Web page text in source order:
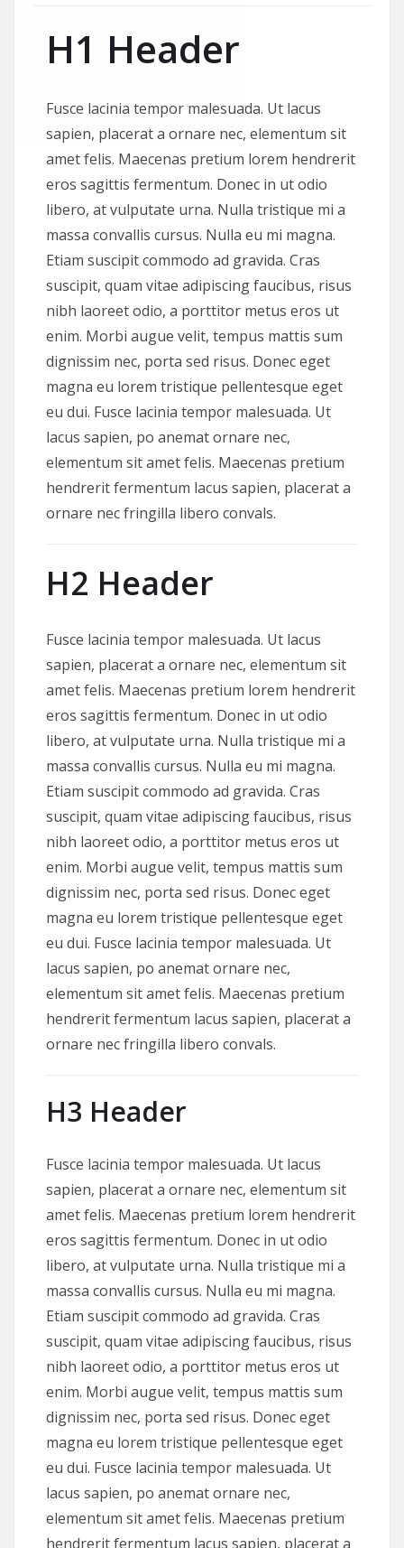
H1 Header
Fusce lacinia tempor malesuada. Ut lacus
sapien, placerat a ornare nec, elementum sit
amet felis. Maecenas pretium lorem hendrerit
eros sagittis fermentum. Donec in ut odio
libero, at vulputate urna. Nulla tristique mi a
massa convallis cursus. Nulla eu mi magna.
Etiam suscipit commodo ad gravida. Cras
suscipit, quam vitae adipiscing faucibus, risus
nibh laoreet odio, a porttitor metus eros ut
enim. Morbi augue velit, tempus mattis sum
dignissim nec, porta sed risus. Donec eget
magna eu lorem tristique pellentesque eget
eu dui. Fusce lacinia tempor malesuada. Ut
lacus sapien, po anemat ornare nec,
elementum sit amet felis. Maecenas pretium
hendrerit fermentum lacus sapien, placerat a
ornare nec fringilla libero convals.
H2 Header
Fusce lacinia tempor malesuada. Ut lacus
sapien, placerat a ornare nec, elementum sit
amet felis. Maecenas pretium lorem hendrerit
eros sagittis fermentum. Donec in ut odio
libero, at vulputate urna. Nulla tristique mi a
massa convallis cursus. Nulla eu mi magna.
Etiam suscipit commodo ad gravida. Cras
suscipit, quam vitae adipiscing faucibus, risus
nibh laoreet odio, a porttitor metus eros ut
enim. Morbi augue velit, tempus mattis sum
dignissim nec, porta sed risus. Donec eget
magna eu lorem tristique pellentesque eget
eu dui. Fusce lacinia tempor malesuada. Ut
lacus sapien, po anemat ornare nec,
elementum sit amet felis. Maecenas pretium
hendrerit fermentum lacus sapien, placerat a
ornare nec fringilla libero convals.
H3 Header
Fusce lacinia tempor malesuada. Ut lacus
sapien, placerat a ornare nec, elementum sit
amet felis. Maecenas pretium lorem hendrerit
eros sagittis fermentum. Donec in ut odio
libero, at vulputate urna. Nulla tristique mi a
massa convallis cursus. Nulla eu mi magna.
Etiam suscipit commodo ad gravida. Cras
suscipit, quam vitae adipiscing faucibus, risus
nibh laoreet odio, a porttitor metus eros ut
enim. Morbi augue velit, tempus mattis sum
dignissim nec, porta sed risus. Donec eget
magna eu lorem tristique pellentesque eget
eu dui. Fusce lacinia tempor malesuada. Ut
lacus sapien, po anemat ornare nec,
elementum sit amet felis. Maecenas pretium
hendrerit fermentum lacus sapien, placerat a